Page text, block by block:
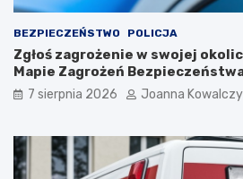
BEZPIECZEŃSTWO POLICJA
Zgłoś zagrożenie w swojej
Mapie Zagrożeń
7 sierpnia 2026 Joanna